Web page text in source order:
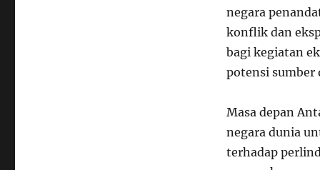
negara
konflik dan
bagi kegiatan
potensi sumber
Masa depan
negara dunia
terhadap